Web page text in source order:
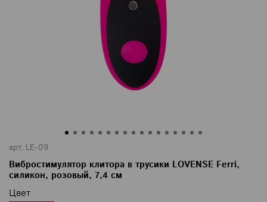
арт. LE-09
Вибростимулятор клитора в трусики LOVENSE Ferri,
силикон, розовый, 7,4 см
Цвет